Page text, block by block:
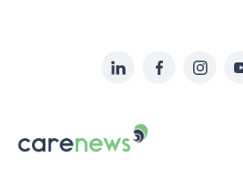
sur:
LinkedInFacebook
Carenews,
Le